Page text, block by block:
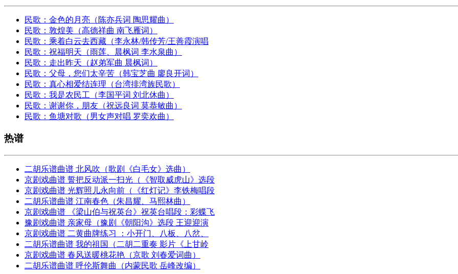
民歌：金色的月亮（陈亦兵词 陶思耀曲）
民歌：敦煌美（高德祥曲 南飞雁词）
民歌：乘着白云去西藏（李永林/韩传芳/王善霞演唱
民歌：祝福明天（雨莲、晨枫词 李水泉曲）
民歌：走出昨天（赵弟军曲 晨枫词）
民歌：父母，您们太辛苦（韩宝芝曲 廖良开词）
民歌：真心相爱结连理（台湾排湾族民歌）
民歌：我是农民工（李国平词 刘北休曲）
民歌：谢谢你，朋友（祝远良词 莫恭敏曲）
民歌：鱼塘对歌（男女声对唱 罗奕欢曲）
热谱
二胡乐谱曲谱 北风吹（歌剧《白毛女》选曲）
京剧戏曲谱 誓把反动派一扫光（《智取威虎山》选段
京剧戏曲谱 光辉照儿永向前（《红灯记》李铁梅唱段
二胡乐谱曲谱 江南春色（朱昌耀、马熙林曲）
京剧戏曲谱 《梁山伯与祝英台》祝英台唱段：彩蝶飞
豫剧戏曲谱 亲家母（豫剧《朝阳沟》选段 王迎迎演
京剧戏曲谱 二黄曲牌练习 ：小开门、八板、八岔、
二胡乐谱曲谱 我的祖国（二胡二重奏 影片《上甘岭
京剧戏曲谱 春风送暖桃花艳（京歌 刘春爱词曲）
二胡乐谱曲谱 呼伦斯舞曲（内蒙民歌 岳峰改编）